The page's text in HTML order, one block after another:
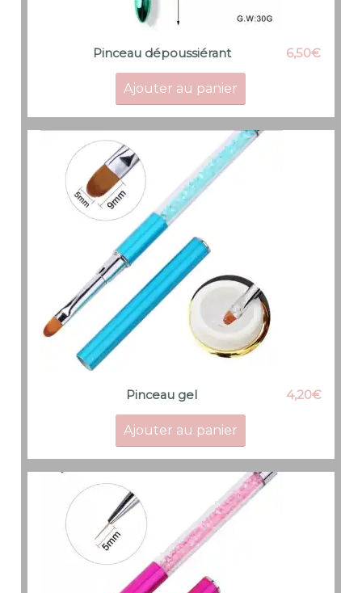
Pinceau dépoussiérant 6,50€
Ajouter au panier
Pinceau gel 4,20€
Ajouter au panier